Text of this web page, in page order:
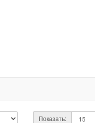
Показать: